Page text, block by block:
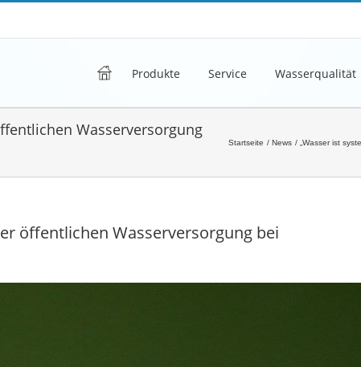
h Produkte Service Wasserqualität
Wasserversorgung
Startseite News „Wasser ist
öffentlichen Wasserversorgung bei